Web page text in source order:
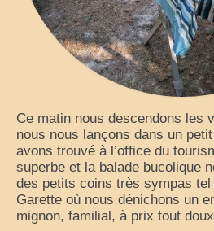
park4night
Aires de services en
Villages de France
loisirs voyages sports
annuaire du camping-car
le site du cc (forum)
élevage de cavalier
Ce matin nous descendons les
nous nous lançons dans un
avons trouvé à l’office du
superbe et la balade bucolique
des petits coins très sympas
Garette où nous dénichons un
mignon, familial, à prix tout